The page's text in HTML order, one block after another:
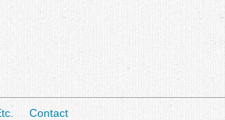
Contact